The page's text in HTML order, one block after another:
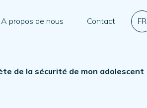
A propos de nous Contact FR
de la sécurité de mon adolescent